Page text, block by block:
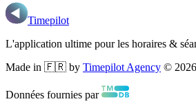
Timepilot
L'application ultime pour les horaires &
Made in 🇫🇷 by Timepilot Agency © 2026
Données fournies par